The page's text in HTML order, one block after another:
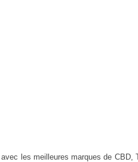
les meilleures marques de CBD,